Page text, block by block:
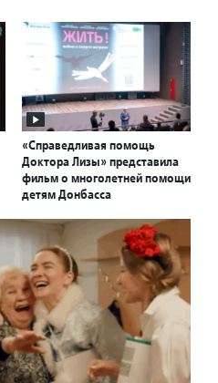
«Справедливая помощь
Доктора Лизы» представила
фильм о многолетней помощи
детям Донбасса